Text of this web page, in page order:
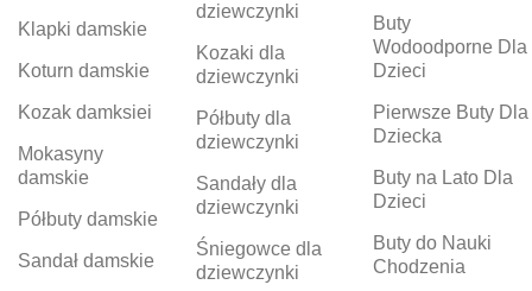
Klapki damskie
Koturn damskie
Kozak damksiei
Mokasyny
damskie
Półbuty damskie
Sandał damskie
dziewczynki
Kozaki dla
dziewczynki
Półbuty dla
dziewczynki
Sandały dla
dziewczynki
Śniegowce dla
dziewczynki
Buty
Wodoodporne Dla
Dzieci
Pierwsze Buty Dla
Dziecka
Buty na Lato Dla
Dzieci
Buty do Nauki
Chodzenia